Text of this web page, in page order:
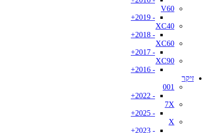
V60
- 2019+
XC40
- 2018+
XC60
- 2017+
XC90
- 2016+
זיקר
001
- 2022+
7X
- 2025+
X
- 2023+